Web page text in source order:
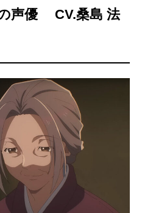
の声優 CV.桑島 法